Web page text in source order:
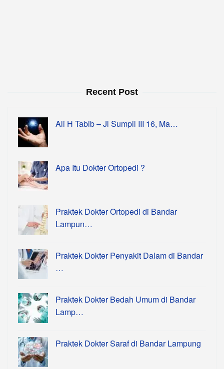
Recent Post
Ali H Tabib – Jl Sumpil III 16, Ma…
Apa Itu Dokter Ortopedi ?
Praktek Dokter Ortopedi di Bandar
Lampun…
Praktek Dokter Penyakit Dalam di Bandar
…
Praktek Dokter Bedah Umum di Bandar
Lamp…
Praktek Dokter Saraf di Bandar Lampung